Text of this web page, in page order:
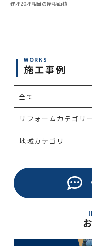
建坪20坪相当の屋根面積
WORKS
施工事例
全て
リフォームカテゴリ
地域カテゴリ